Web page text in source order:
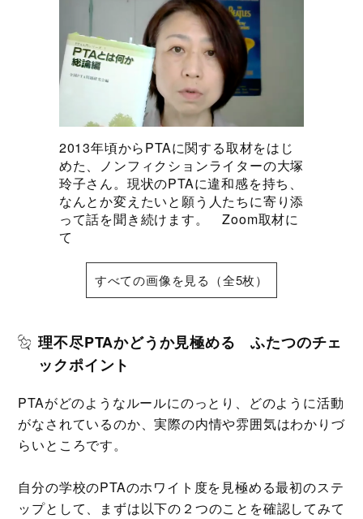
2013年頃からPTAに関する取材をはじ
めた、ノンフィクションライターの大塚
玲子さん。現状のPTAに違和感を持ち、
なんとか変えたいと願う人たちに寄り添
って話を聞き続けます。 Zoom取材に
て
すべての画像を見る（全5枚）
理不尽PTAかどうか見極める ふたつのチェ
ックポイント
PTAがどのようなルールにのっとり、どのように活動
がなされているのか、実際の内情や雰囲気はわかりづ
らいところです。
自分の学校のPTAのホワイト度を見極める最初のステ
ップとして、まずは以下の２つのことを確認してみて